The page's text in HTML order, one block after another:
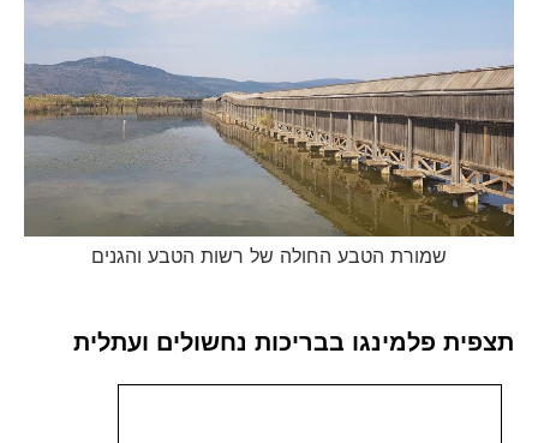
שמורת הטבע החולה של רשות הטבע והגנים
תצפית פלמינגו בבריכות נחשולים ועתלית